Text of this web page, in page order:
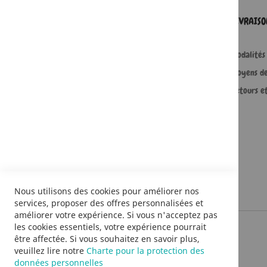
Moyens
Retours
Nous utilisons des cookies pour améliorer nos
services, proposer des offres personnalisées et
améliorer votre expérience. Si vous n'acceptez pas
les cookies essentiels, votre expérience pourrait
être affectée. Si vous souhaitez en savoir plus,
veuillez lire notre Charte pour la protection des
données personnelles